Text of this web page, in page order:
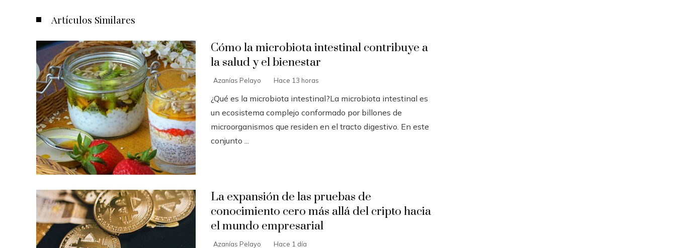
Artículos Similares
Cómo la microbiota intestinal contribuye a
la salud y el bienestar
Azanías Pelayo Hace 13 horas
¿Qué es la microbiota intestinal?La microbiota intestinal es
un ecosistema complejo conformado por billones de
microorganismos que residen en el tracto digestivo. En este
conjunto ...
La expansión de las pruebas de
conocimiento cero más allá del cripto hacia
el mundo empresarial
Azanías Pelayo Hace 1 día